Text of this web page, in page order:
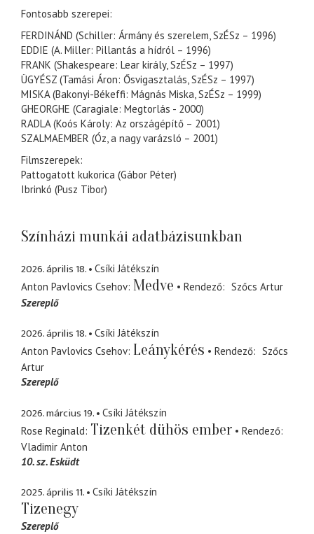
Fontosabb szerepei:
FERDINÁND (Schiller: Ármány és szerelem, SzÉSz – 1996)
EDDIE (A. Miller: Pillantás a hídról – 1996)
FRANK (Shakespeare: Lear király, SzÉSz – 1997)
ÜGYÉSZ (Tamási Áron: Ősvigasztalás, SzÉSz – 1997)
MISKA (Bakonyi-Békeffi: Mágnás Miska, SzÉSz – 1999)
GHEORGHE (Caragiale: Megtorlás - 2000)
RADLA (Koós Károly: Az országépítő – 2001)
SZALMAEMBER (Óz, a nagy varázsló – 2001)
Filmszerepek:
Pattogatott kukorica (Gábor Péter)
Ibrinkó (Pusz Tibor)
Színházi munkái adatbázisunkban
2026. április 18.
Csíki Játékszín
Anton Pavlovics Csehov Medve Rendező
Szőcs Artur
Szereplő
2026. április 18.
Csíki Játékszín
Anton Pavlovics Csehov Leánykérés Rendező
Szőcs
Artur
Szereplő
2026. március 19.
Csíki Játékszín
Rose Reginald Tizenkét dühös ember
Rendező
Vladimir Anton
10. sz. Esküdt
2025. április 11. Csíki Játékszín
Tizenegy
Szereplő